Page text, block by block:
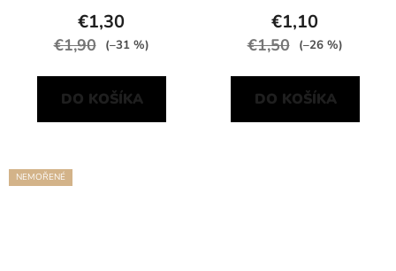
€1,30
€1,90 (–31 %)
DO KOŠÍKA
€1,10
€1,50 (–26 %)
DO KOŠÍKA
NEMOŘENÉ